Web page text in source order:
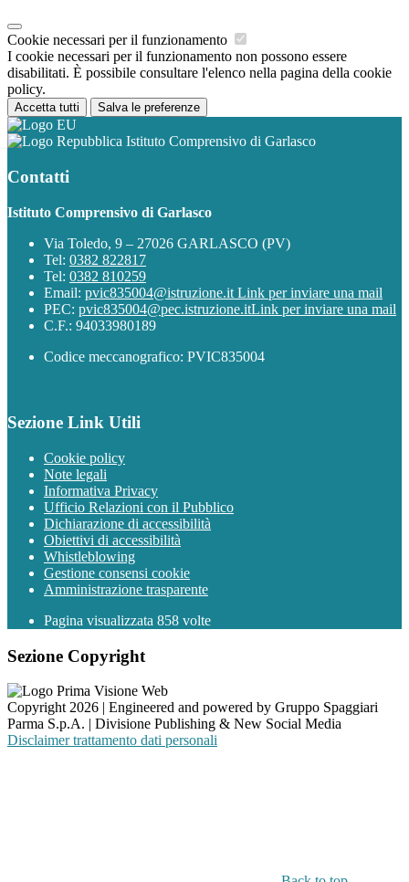
Cookie necessari per il funzionamento
I cookie necessari per il funzionamento non possono essere
disabilitati. È possibile consultare l'elenco nella pagina della cookie
policy.
Accetta tutti Salva le preferenze
Istituto Comprensivo di Garlasco
Contatti
Istituto Comprensivo di Garlasco
Via Toledo, 9 – 27026 GARLASCO (PV)
Tel: 0382 822817
Tel: 0382 810259
Email: pvic835004@istruzione.it Link per inviare una mail
PEC: pvic835004@pec.istruzione.itLink per inviare una mail
C.F.: 94033980189
Codice meccanografico: PVIC835004
Sezione Link Utili
Cookie policy
Note legali
Informativa Privacy
Ufficio Relazioni con il Pubblico
Dichiarazione di accessibilità
Obiettivi di accessibilità
Whistleblowing
Gestione consensi cookie
Amministrazione trasparente
Pagina visualizzata 858 volte
Sezione Copyright
Copyright 2026 | Engineered and powered by Gruppo Spaggiari
Parma S.p.A. | Divisione Publishing & New Social Media
Disclaimer trattamento dati personali